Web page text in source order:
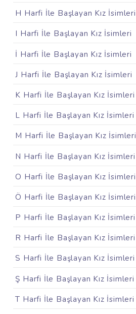
H Harfi İle Başlayan Kız İsimleri
I Harfi İle Başlayan Kız İsimleri
İ Harfi İle Başlayan Kız İsimleri
J Harfi İle Başlayan Kız İsimleri
K Harfi İle Başlayan Kız İsimleri
L Harfi İle Başlayan Kız İsimleri
M Harfi İle Başlayan Kız İsimleri
N Harfi İle Başlayan Kız İsimleri
O Harfi İle Başlayan Kız İsimleri
Ö Harfi İle Başlayan Kız İsimleri
P Harfi İle Başlayan Kız İsimleri
R Harfi İle Başlayan Kız İsimleri
S Harfi İle Başlayan Kız İsimleri
Ş Harfi İle Başlayan Kız İsimleri
T Harfi İle Başlayan Kız İsimleri